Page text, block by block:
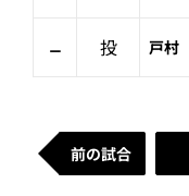
–
投 戸村
前の試合